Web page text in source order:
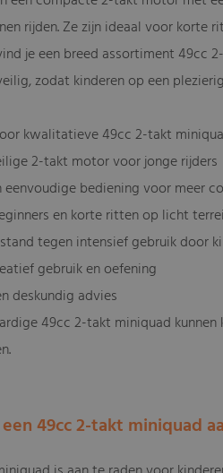
rijden. Ze zijn ideaal voor
je een breed assortiment 49cc
zodat kinderen op een
kwalitatieve 49cc 2-takt
2-takt motor voor jonge rijders
bediening voor meer
en korte ritten op licht
tegen intensief gebruik door
gebruik en oefening
deskundig advies
49cc 2-takt miniquad
49cc 2-takt miniquad